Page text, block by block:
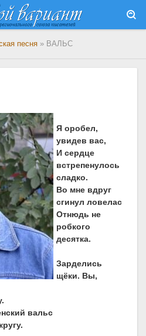
песня » ВАЛЬС
Я оробел,
увидев вас,
И сердце
встрепенулось
сладко.
Во мне вдруг
сгинул ловелас
Отнюдь не
робкого
десятка.
Зарделись
щёки. Вы,
вальс